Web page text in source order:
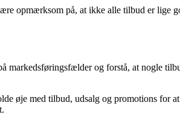
opmærksom på, at ikke alle tilbud er
og forstå, at nogle
øje med tilbud, udsalg og promotions for